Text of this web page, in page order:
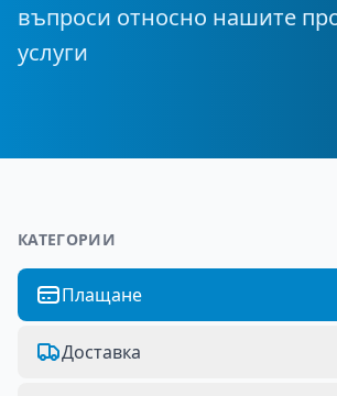
въпроси относно нашите
услуги
КАТЕГОРИИ
Плащане
Доставка